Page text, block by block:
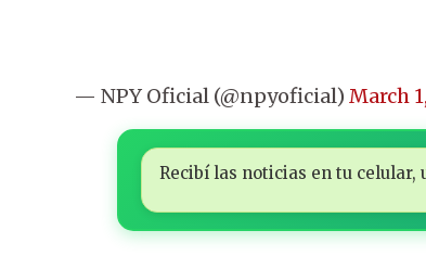
— NPY Oficial (@npyoficial) March
Recibí las noticias en tu celular,